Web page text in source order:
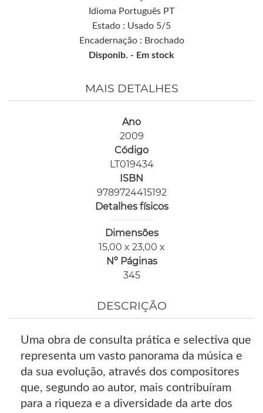
Idioma Português PT
Estado : Usado 5/5
Encadernação : Brochado
Disponib. - Em stock
MAIS DETALHES
Ano
2009
Código
LT019434
ISBN
9789724415192
Detalhes físicos
Dimensões
15,00 x 23,00 x
Nº Páginas
345
DESCRIÇÃO
Uma obra de consulta prática e selectiva que
representa um vasto panorama da música e
da sua evolução, através dos compositores
que, segundo ao autor, mais contribuíram
para a riqueza e a diversidade da arte dos